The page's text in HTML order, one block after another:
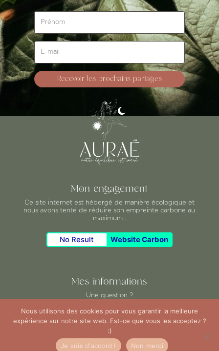
Recevoir les prochains partages
Mes informations
Une question ?
Politique de confidentialité
Conditions générales d’utilisation
Mon engagement
Ce site internet est hébergé de manière écologique et
nous avons tenté de réduire son empreinte carbone au
maximum :
No Result Website Carbon
Nous utilisons des cookies pour vous garantir la meilleure
expérience sur notre site web. Est-ce que vous les acceptez ?
:)
Je suis d'accord !
Non merci